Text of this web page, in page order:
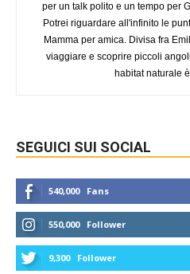
per un talk polito e un tempo per
Potrei riguardare all'infinito le
Mamma per amica. Divisa fra
viaggiare e scoprire piccoli
habitat naturale
SEGUICI SUI SOCIAL
540,000 Fans
550,000 Follower
9,300 Follower